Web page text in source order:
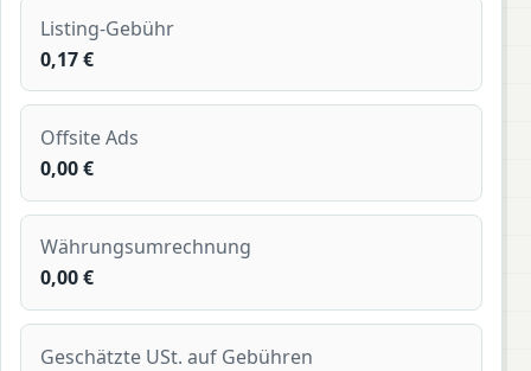
Listing-Gebühr
0,17 €
Offsite Ads
0,00 €
Währungsumrechnung
0,00 €
Geschätzte USt. auf Gebühren